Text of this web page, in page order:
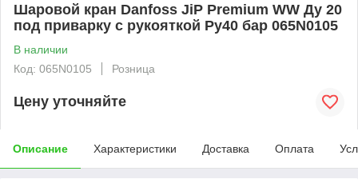
Шаровой кран Danfoss JiP Premium WW Ду 20
под приварку с рукояткой Ру40 бар 065N0105
В наличии
Код: 065N0105
Розница
Цену уточняйте
Описание Характеристики Доставка Оплата